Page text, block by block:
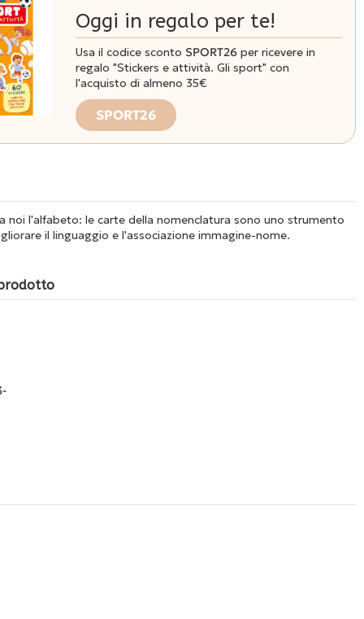
Oggi in regalo per te!
Usa il codice sconto SPORT26 per ricevere in
regalo "Stickers e attività. Gli sport" con
l'acquisto di almeno 35€
SPORT26
noi l'alfabeto: le carte della nomenclatura sono uno strumento
il linguaggio e l'associazione immagine-nome.